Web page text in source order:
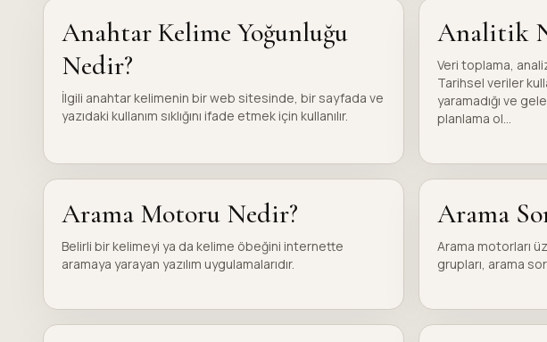
Anahtar Kelime Yoğunluğu
Nedir?
İlgili anahtar kelimenin bir web sitesinde, bir sayfada ve
yazıdaki kullanım sıklığını ifade etmek için kullanılır.
Analitik
Veri toplama,
Tarihsel veriler
yaramadığı ve
planlama ol...
Arama Motoru Nedir?
Belirli bir kelimeyi ya da kelime öbeğini internette
aramaya yarayan yazılım uygulamalarıdır.
Arama
Arama motorları
grupları, arama